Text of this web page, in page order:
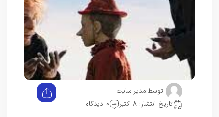
توسط:مدیر سایت
تاریخ انتشار: 8 اکتبر
0 دیدگاه